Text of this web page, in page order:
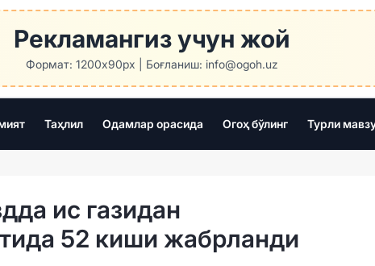
Рекламангиз учун жой
Формат: 1200x90px | Боғланиш: info@ogoh.uz
Таҳлил Одамлар орасида Огоҳ бўлинг Турли
ис газидан
52 киши жабрланди